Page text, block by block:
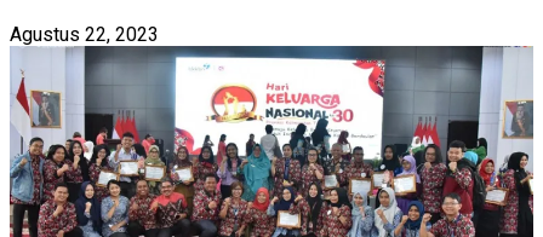
Agustus 22, 2023